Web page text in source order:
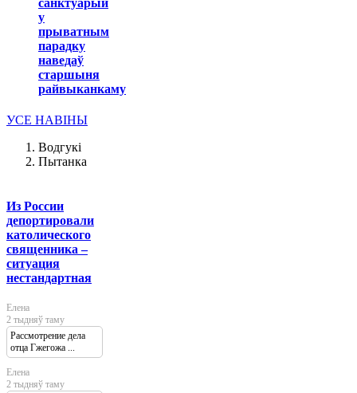
санктуарый
у
прыватным
парадку
наведаў
старшыня
райвыканкаму
УСЕ НАВІНЫ
Водгукі
Пытанка
Из России
депортировали
католического
священника –
ситуация
нестандартная
Елена
2 тыдняў таму
Рассмотрение дела
отца Гжегожа ...
Елена
2 тыдняў таму